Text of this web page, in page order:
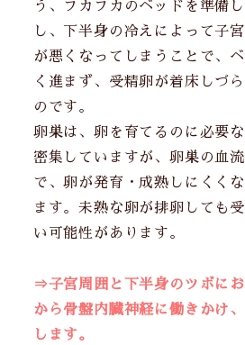
う、フカフカのベッドを準備
し、下半身の冷えによって子
が悪くなってしまうことで、
く進まず、受精卵が着床しづ
のです。
卵巣は、卵を育てるのに必要
密集していますが、卵巣の血
で、卵が発育・成熟しにくく
ます。未熟な卵が排卵しても
い可能性があります。
⇒子宮周囲と下半身のツボに
から骨盤内臓神経に働きかけ
します。